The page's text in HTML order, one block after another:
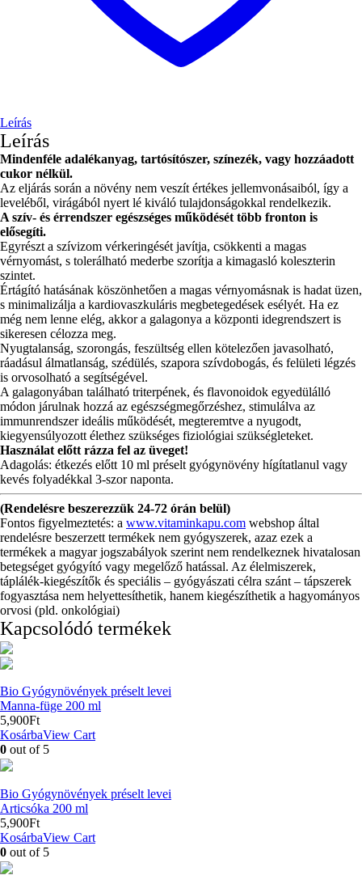
Leírás
Leírás
Mindenféle adalékanyag, tartósítószer, színezék, vagy hozzáadott
cukor nélkül.
Az eljárás során a növény nem veszít értékes jellemvonásaiból, így a
leveléből, virágából nyert lé kiváló tulajdonságokkal rendelkezik.
A szív- és érrendszer egészséges működését több fronton is
elősegíti.
Egyrészt a szívizom vérkeringését javítja, csökkenti a magas
vérnyomást, s tolerálható mederbe szorítja a kimagasló koleszterin
szintet.
Értágító hatásának köszönhetően a magas vérnyomásnak is hadat üzen,
s minimalizálja a kardiovaszkuláris megbetegedések esélyét. Ha ez
még nem lenne elég, akkor a galagonya a központi idegrendszert is
sikeresen célozza meg.
Nyugtalanság, szorongás, feszültség ellen kötelezően javasolható,
ráadásul álmatlanság, szédülés, szapora szívdobogás, és felületi légzés
is orvosolható a segítségével.
A galagonyában található triterpének, és flavonoidok egyedülálló
módon járulnak hozzá az egészségmegőrzéshez, stimulálva az
immunrendszer ideális működését, megteremtve a nyugodt,
kiegyensúlyozott élethez szükséges fiziológiai szükségleteket.
Használat előtt rázza fel az üveget!
Adagolás: étkezés előtt 10 ml préselt gyógynövény hígítatlanul vagy
kevés folyadékkal 3-szor naponta.
(Rendelésre beszerezzük 24-72 órán belül)
Fontos figyelmeztetés: a www.vitaminkapu.com webshop által
rendelésre beszerzett termékek nem gyógyszerek, azaz ezek a
termékek a magyar jogszabályok szerint nem rendelkeznek hivatalosan
betegséget gyógyító vagy megelőző hatással. Az élelmiszerek,
táplálék-kiegészítők és speciális – gyógyászati célra szánt – tápszerek
fogyasztása nem helyettesíthetik, hanem kiegészíthetik a hagyományos
orvosi (pld. onkológiai)
Kapcsolódó termékek
Bio Gyógynövények préselt levei
Manna-füge 200 ml
5,900Ft
KosárbaView Cart
0 out of 5
Bio Gyógynövények préselt levei
Articsóka 200 ml
5,900Ft
KosárbaView Cart
0 out of 5